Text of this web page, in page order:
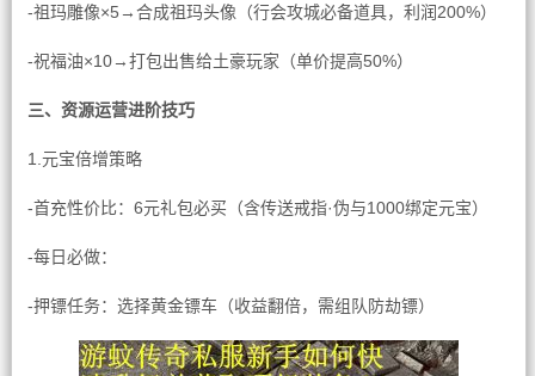
-祖玛雕像×5→合成祖玛头像（行会攻城必备道具，利润200%）
-祝福油×10→打包出售给土豪玩家（单价提高50%）
三、资源运营进阶技巧
1.元宝倍增策略
-首充性价比：6元礼包必买（含传送戒指·伪与1000绑定元宝）
-每日必做：
-押镖任务：选择黄金镖车（收益翻倍，需组队防劫镖）